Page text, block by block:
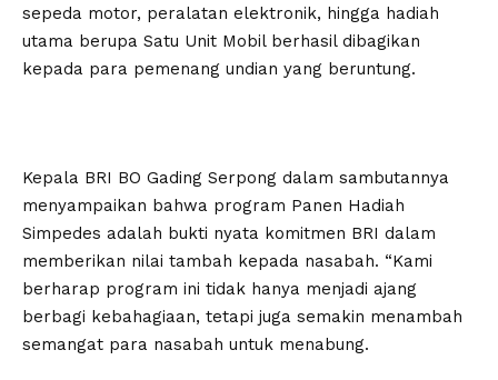
sepeda motor, peralatan elektronik, hingga hadiah
utama berupa Satu Unit Mobil berhasil dibagikan
kepada para pemenang undian yang beruntung.
Kepala BRI BO Gading Serpong dalam sambutannya
menyampaikan bahwa program Panen Hadiah
Simpedes adalah bukti nyata komitmen BRI dalam
memberikan nilai tambah kepada nasabah. “Kami
berharap program ini tidak hanya menjadi ajang
berbagi kebahagiaan, tetapi juga semakin menambah
semangat para nasabah untuk menabung.